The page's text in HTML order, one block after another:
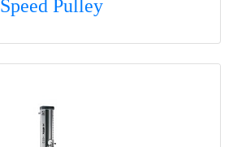
Speed Pulley